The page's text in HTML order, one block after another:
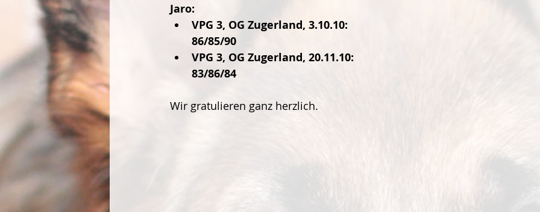
Jaro:
VPG 3, OG Zugerland, 3.10.10:
86/85/90
VPG 3, OG Zugerland, 20.11.10:
83/86/84
Wir gratulieren ganz herzlich.